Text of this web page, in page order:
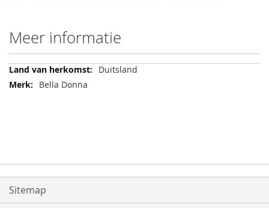
Meer informatie
Meer
informatie
Duitsland
Bella Donna
Sitemap